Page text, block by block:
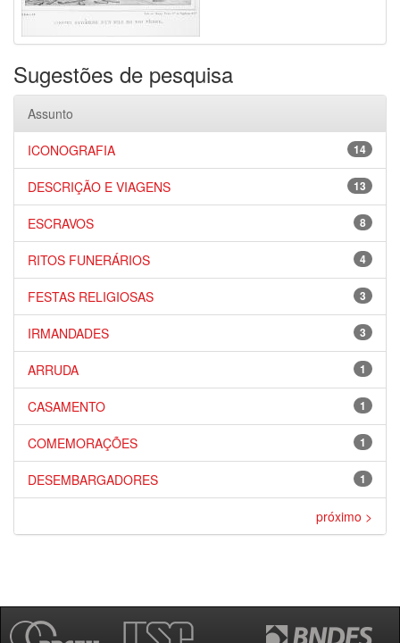
Sugestões de pesquisa
Assunto
14
ICONOGRAFIA
13
DESCRIÇÃO E VIAGENS
8
ESCRAVOS
4
RITOS FUNERÁRIOS
3
FESTAS RELIGIOSAS
3
IRMANDADES
1
ARRUDA
1
CASAMENTO
1
COMEMORAÇÕES
1
DESEMBARGADORES
próximo >